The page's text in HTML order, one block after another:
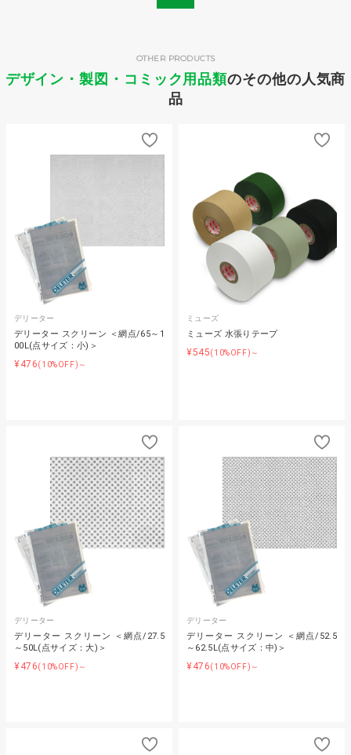
デザイン・製図・コミック用品類のその他の人気商
品
OTHER PRODUCTS
デリーター
デリーター スクリーン ＜網点/65～1
00L(点サイズ：小)＞
¥476(10%OFF)～
ミューズ
ミューズ 水張りテープ
¥545(10%OFF)～
デリーター
デリーター スクリーン ＜網点/27.5
～50L(点サイズ：大)＞
¥476(10%OFF)～
デリーター
デリーター スクリーン ＜網点/52.5
～62.5L(点サイズ：中)＞
¥476(10%OFF)～